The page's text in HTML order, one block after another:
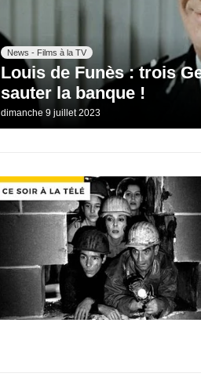
News - Films à la TV
Louis de Funès : trois
sauter la banque !
dimanche 9 juillet 2023